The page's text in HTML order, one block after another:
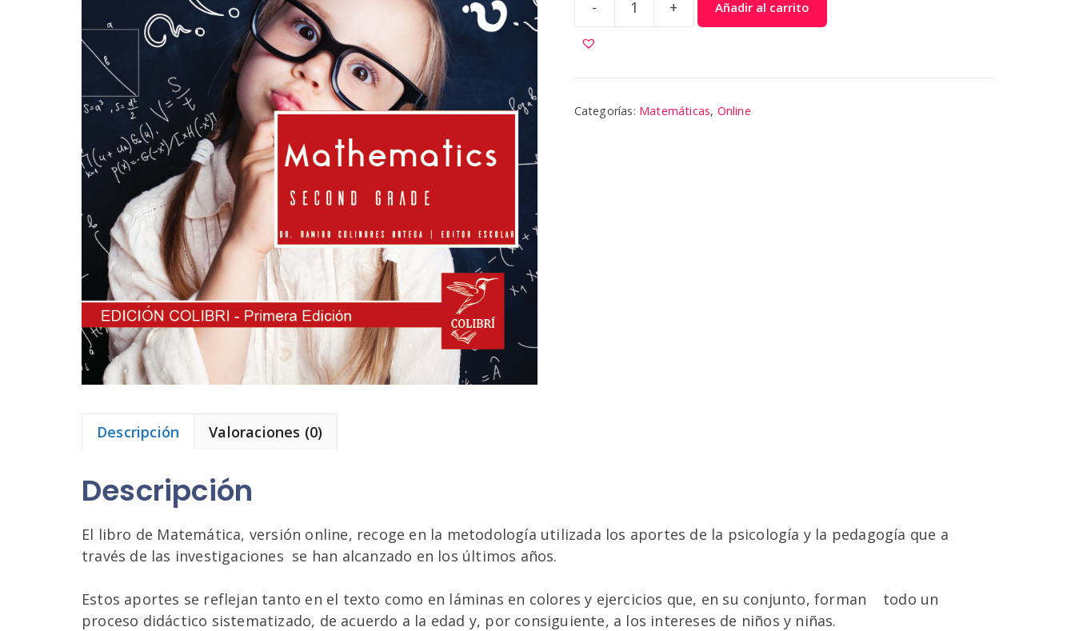
-
Mathematics
Colibri
cantidad
+ Añadir al carrito
Categorías: Matemáticas, Online
Descripción Valoraciones (0)
Descripción
El libro de Matemática, versión online, recoge en la metodología utilizada los aportes de la psicología y la pedagogía que a
través de las investigaciones se han alcanzado en los últimos años.
Estos aportes se reflejan tanto en el texto como en láminas en colores y ejercicios que, en su conjunto, forman todo un
proceso didáctico sistematizado, de acuerdo a la edad y, por consiguiente, a los intereses de niños y niñas.